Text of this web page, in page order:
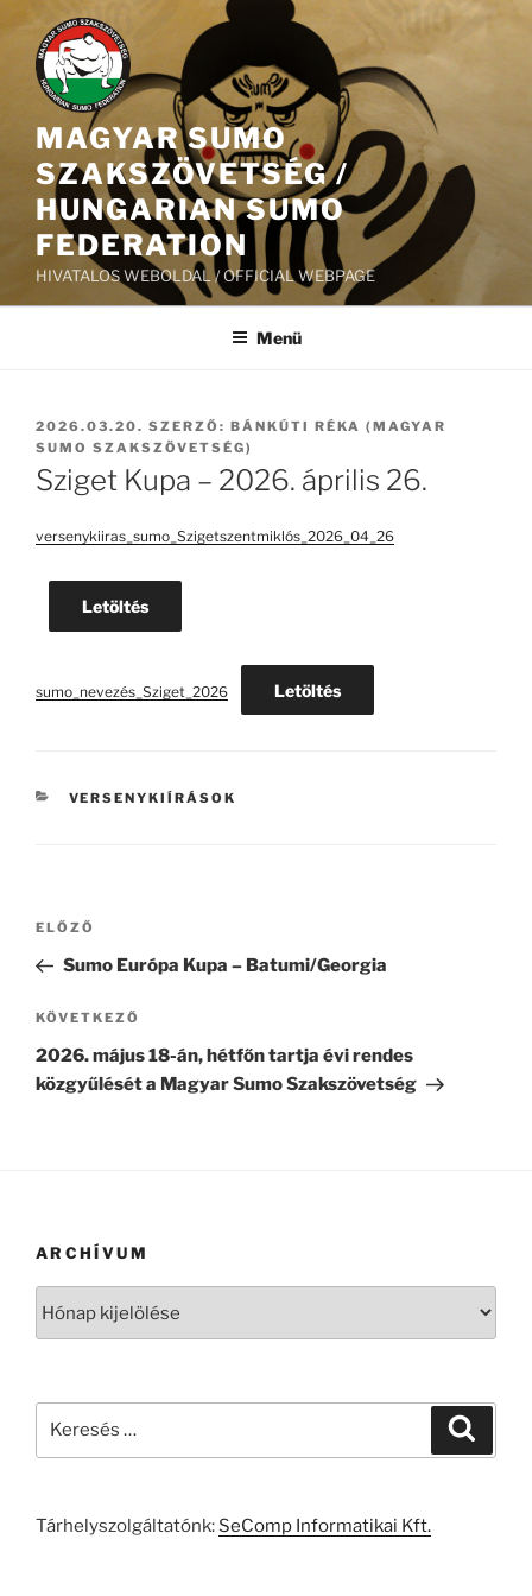
Tartalomhoz
MAGYAR SUMO
SZAKSZÖVETSÉG /
HUNGARIAN SUMO
FEDERATION
HIVATALOS WEBOLDAL / OFFICIAL WEBPAGE
Menü
BEKÜLDVE:
2026.03.20. SZERZŐ: BÁNKÚTI RÉKA (MAGYAR
SUMO SZAKSZÖVETSÉG)
Sziget Kupa – 2026. április 26.
versenykiiras_sumo_Szigetszentmiklós_2026_04_26
Letöltés
sumo_nevezés_Sziget_2026 Letöltés
KATEGÓRIÁK
VERSENYKIÍRÁSOK
Bejegyzés
Korábbi
bejegyzés
ELŐZŐ
Sumo Európa Kupa – Batumi/Georgia
Következő
bejegyzés
KÖVETKEZŐ
2026. május 18-án, hétfőn tartja évi rendes
közgyűlését a Magyar Sumo Szakszövetség
ARCHÍVUM
Tárhelyszolgáltatónk: SeComp Informatikai Kft.